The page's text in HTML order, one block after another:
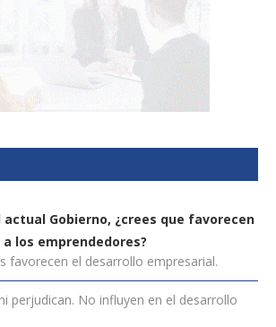
Gobierno, ¿crees que favorecen
a los emprendedores?
favorecen el desarrollo empresarial.
perjudican. No influyen en el desarrollo